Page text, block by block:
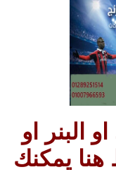
البنر او
يمكنك